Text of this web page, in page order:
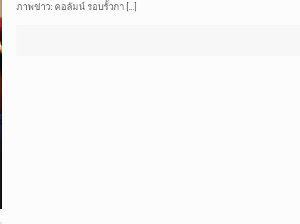
ภาพข่าว: คอลัมน์ รอบรั้วกา […]